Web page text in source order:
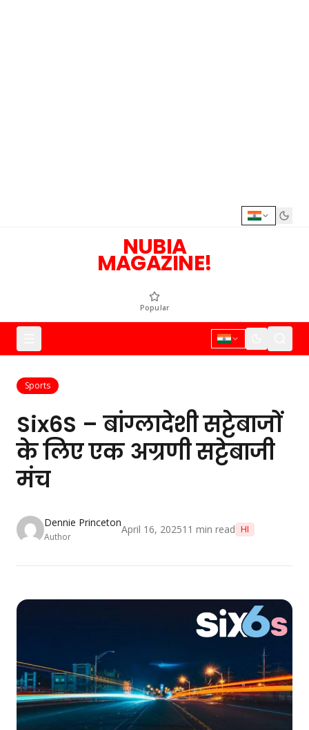
NUBIA
MAGAZINE!
Popular
Sports
Six6S – बांग्लादेशी सट्टेबाजों
के लिए एक अग्रणी सट्टेबाजी
मंच
Dennie Princeton
Author
April 16, 202511 min read HI